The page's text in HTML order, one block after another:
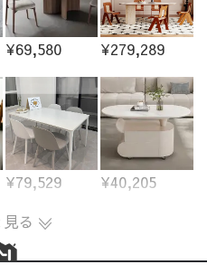
¥69,580 ¥279,289
¥79,529
¥40,205
る